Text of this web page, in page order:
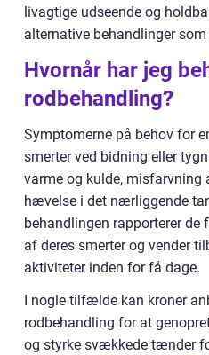
livagtige udseende og
alternative behandlinger som
Hvornår har jeg
rodbehandling?
Symptomerne på behov for
smerter ved bidning eller
varme og kulde, misfarvning
hævelse i det nærliggende
behandlingen rapporterer de
af deres smerter og vender
aktiviteter inden for få dage.
I nogle tilfælde kan kroner
rodbehandling for at
og styrke svækkede tænder